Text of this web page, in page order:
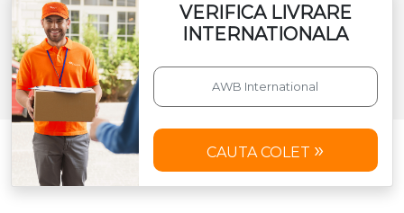
VERIFICA LIVRARE
INTERNATIONALA
CAUTA COLET